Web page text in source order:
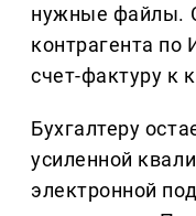
нужные файлы.
контрагента
счет-фактуру к
Бухгалтеру
усиленной
электронной